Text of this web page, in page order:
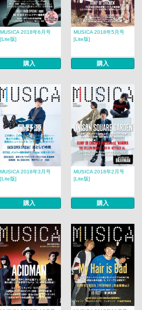
MUSICA 2018年6月号
[Lite版]
購入
MUSICA 2018年5月号
[Lite版]
購入
MUSICA 2018年3月号
[Lite版]
購入
MUSICA 2018年2月号​​
[Lite版]
購入